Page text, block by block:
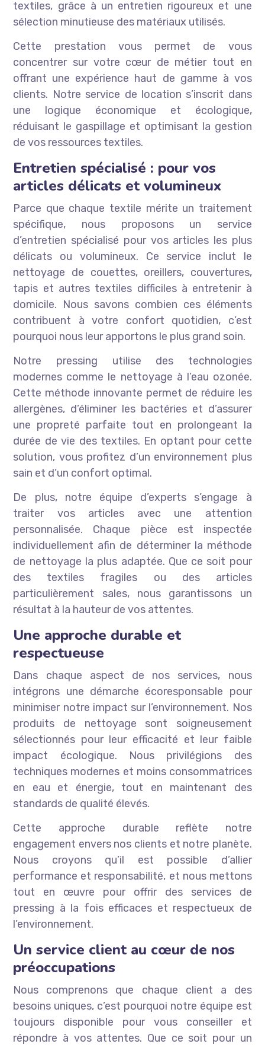
textiles, grâce à un entretien rigoureux et une
sélection minutieuse des matériaux utilisés.
Cette prestation vous permet de vous
concentrer sur votre cœur de métier tout en
offrant une expérience haut de gamme à vos
clients. Notre service de location s’inscrit dans
une logique économique et écologique,
réduisant le gaspillage et optimisant la gestion
de vos ressources textiles.
Entretien spécialisé : pour vos
articles délicats et volumineux
Parce que chaque textile mérite un traitement
spécifique, nous proposons un service
d’entretien spécialisé pour vos articles les plus
délicats ou volumineux. Ce service inclut le
nettoyage de couettes, oreillers, couvertures,
tapis et autres textiles difficiles à entretenir à
domicile. Nous savons combien ces éléments
contribuent à votre confort quotidien, c’est
pourquoi nous leur apportons le plus grand soin.
Notre pressing utilise des technologies
modernes comme le nettoyage à l’eau ozonée.
Cette méthode innovante permet de réduire les
allergènes, d’éliminer les bactéries et d’assurer
une propreté parfaite tout en prolongeant la
durée de vie des textiles. En optant pour cette
solution, vous profitez d’un environnement plus
sain et d’un confort optimal.
De plus, notre équipe d’experts s’engage à
traiter vos articles avec une attention
personnalisée. Chaque pièce est inspectée
individuellement afin de déterminer la méthode
de nettoyage la plus adaptée. Que ce soit pour
des textiles fragiles ou des articles
particulièrement sales, nous garantissons un
résultat à la hauteur de vos attentes.
Une approche durable et
respectueuse
Dans chaque aspect de nos services, nous
intégrons une démarche écoresponsable pour
minimiser notre impact sur l’environnement. Nos
produits de nettoyage sont soigneusement
sélectionnés pour leur efficacité et leur faible
impact écologique. Nous privilégions des
techniques modernes et moins consommatrices
en eau et énergie, tout en maintenant des
standards de qualité élevés.
Cette approche durable reflète notre
engagement envers nos clients et notre planète.
Nous croyons qu’il est possible d’allier
performance et responsabilité, et nous mettons
tout en œuvre pour offrir des services de
pressing à la fois efficaces et respectueux de
l’environnement.
Un service client au cœur de nos
préoccupations
Nous comprenons que chaque client a des
besoins uniques, c’est pourquoi notre équipe est
toujours disponible pour vous conseiller et
répondre à vos attentes. Que ce soit pour un